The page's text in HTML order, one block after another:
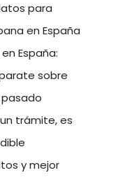
para
en España
España:
sobre
trámite, es
y mejor